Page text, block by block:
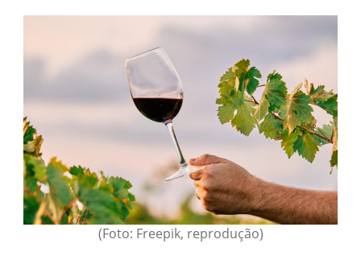
(Foto: Freepik, reprodução)